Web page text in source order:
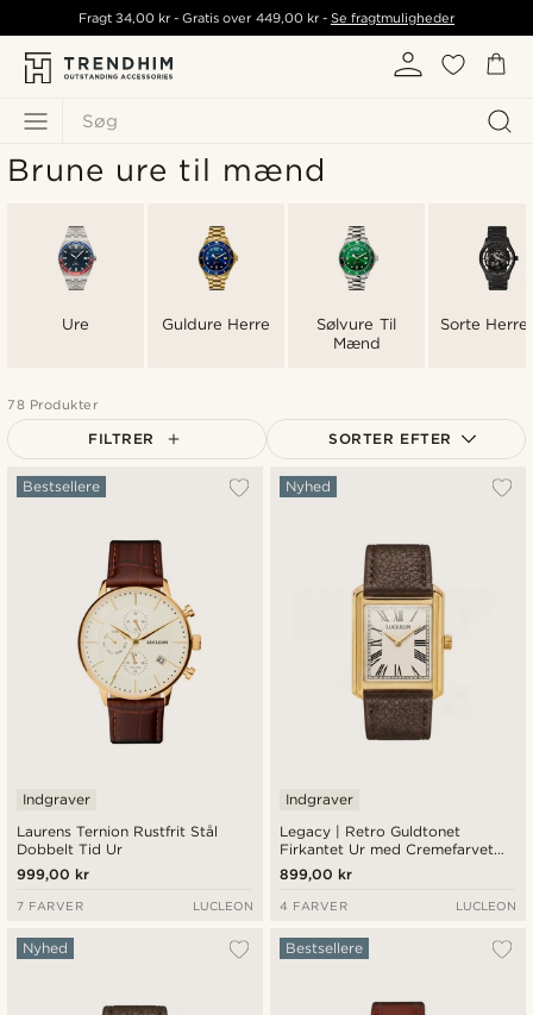
Søg
Fragt34,00 kr - Gratis over 449,00 kr- Se fragtmuligheder
Brune ure til mænd
Ure Guldure Herre
Sølvure Til
Mænd
Sorte
78 Produkter
FILTRER SORTER EFTER
Mest populære
Laveste pris
Højeste pris
Laurens Ternion Rustfrit Stål
Dobbelt Tid Ur
Bestsellere
Indgraver
999,00 kr
7 FARVER LUCLEON
Legacy | Retro Guldtonet
Firkantet Ur med Cremefarvet
Urskive, Romertal & Brun
Læderrem
Nyhed
Indgraver
899,00 kr
4 FARVER LUCLEON
Nyhed Bestsellere